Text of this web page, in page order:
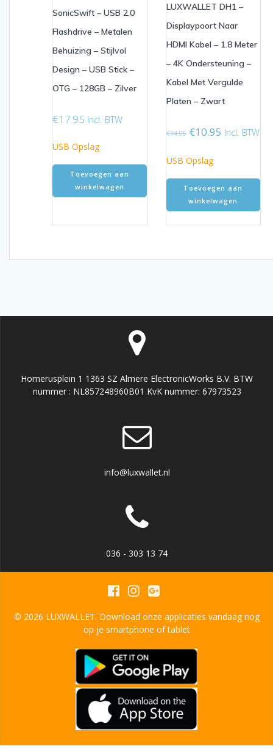
SonicSwift – USB 2.0
Flashdrive – Metalen
Behuizing – Stijlvol
Design – USB Stick –
OTG – 128GB – Zilver
€17.95 Incl. BTW
USB Opslag
Toevoegen aan
winkelwagen
LUXWALLET DH1 –
Displaypoort Naar
HDMI Kabel – 1.8 Meter
– 4K Ondersteuning –
Kabel Met Vergulde
Platen – Zwart
€14.95 Oorspronkelijke
was:
€14.95.
€10.95 Huidige
Incl. BTW
USB Opslag
Toevoegen aan
winkelwagen
Homerusplein 1 1363 SZ Almere ElectronicWorks B.V. BTW
nummer : NL857248960B01 KvK nummer: 67973523
info@luxwallet.nl
036 - 303 13 74
© 2026 LUXWALLET. Download onze applicaties vandaag nog
op je smartphone of tablet